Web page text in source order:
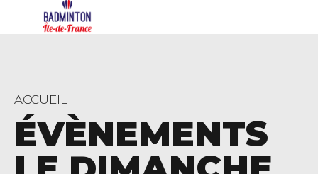
ACCUEIL
ÉVÈNEMENTS